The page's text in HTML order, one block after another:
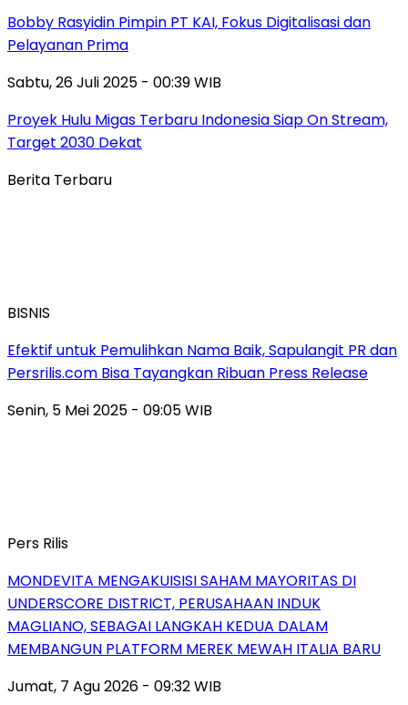
Bobby Rasyidin Pimpin PT KAI, Fokus Digitalisasi dan
Pelayanan Prima
Sabtu, 26 Juli 2025 - 00:39 WIB
Proyek Hulu Migas Terbaru Indonesia Siap On Stream,
Target 2030 Dekat
Berita Terbaru
BISNIS
Efektif untuk Pemulihkan Nama Baik, Sapulangit PR dan
Persrilis.com Bisa Tayangkan Ribuan Press Release
Senin, 5 Mei 2025 - 09:05 WIB
Pers Rilis
MONDEVITA MENGAKUISISI SAHAM MAYORITAS DI
UNDERSCORE DISTRICT, PERUSAHAAN INDUK
MAGLIANO, SEBAGAI LANGKAH KEDUA DALAM
MEMBANGUN PLATFORM MEREK MEWAH ITALIA BARU
Jumat, 7 Agu 2026 - 09:32 WIB